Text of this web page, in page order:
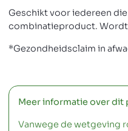
Geschikt voor iedereen
combinatieproduct. Wordt
*Gezondheidsclaim in
Meer informatie over dit
Vanwege de wetgeving